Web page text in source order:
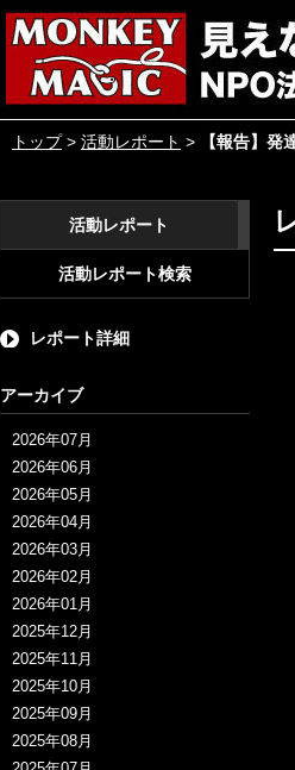
トップ> 活動レポート > 【報告】
活動レポート
活動レポート検索
レポート詳細
アーカイブ
2026年07月
2026年06月
2026年05月
2026年04月
2026年03月
2026年02月
2026年01月
2025年12月
2025年11月
2025年10月
2025年09月
2025年08月